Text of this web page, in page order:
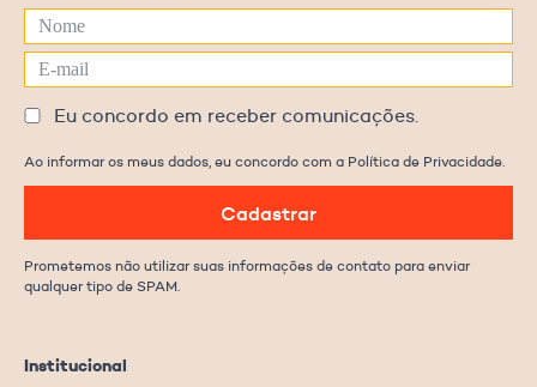
Institucional
Eu concordo em receber comunicações.
Ao informar os meus dados, eu concordo com a Política de Privacidade.
Cadastrar
Prometemos não utilizar suas informações de contato para enviar
qualquer tipo de SPAM.